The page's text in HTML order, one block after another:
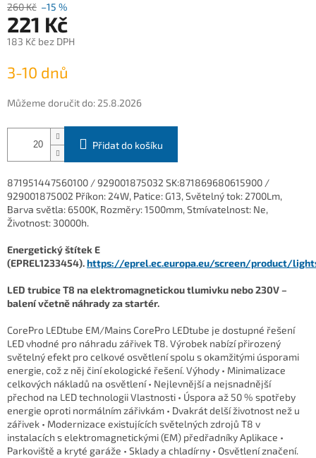
260 Kč –15 %
221 Kč
183 Kč bez DPH
cena:
3-10 dnů
Můžeme doručit do: 25.8.2026
Přidat do košíku
871951447560100 / 929001875032 SK:871869680615900 /
929001875002 Příkon: 24W, Patice: G13, Světelný tok: 2700Lm,
Barva světla: 6500K, Rozměry: 1500mm, Stmívatelnost: Ne,
Životnost: 30000h.
Energetický štítek E
(EPREL1233454).https://eprel.ec.europa.eu/screen/product/
LED trubice T8 na elektromagnetickou tlumivku nebo 230V –
balení včetně náhrady za startér.
CorePro LEDtube EM/Mains CorePro LEDtube je dostupné řešení
LED vhodné pro náhradu zářivek T8. Výrobek nabízí přirozený
světelný efekt pro celkové osvětlení spolu s okamžitými úsporami
energie, což z něj činí ekologické řešení. Výhody • Minimalizace
celkových nákladů na osvětlení • Nejlevnější a nejsnadnější
přechod na LED technologii Vlastnosti • Úspora až 50 % spotřeby
energie oproti normálním zářivkám • Dvakrát delší životnost než u
zářivek • Modernizace existujících světelných zdrojů T8 v
instalacích s elektromagnetickými (EM) předřadníky Aplikace •
Parkoviště a kryté garáže • Sklady a chladírny • Osvětlení značení.